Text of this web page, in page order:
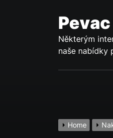
Pevac
Některým
naše nabídky
Home